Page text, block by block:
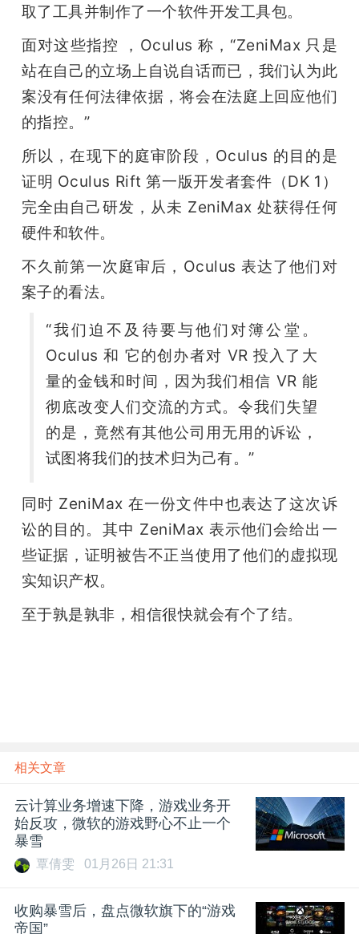
取了工具并制作了一个软件开发工具包。
面对这些指控 ，Oculus 称，“ZeniMax 只是
站在自己的立场上自说自话而已，我们认为此
案没有任何法律依据，将会在法庭上回应他们
的指控。”
所以，在现下的庭审阶段，Oculus 的目的是
证明 Oculus Rift 第一版开发者套件（DK 1）
完全由自己研发，从未 ZeniMax 处获得任何
硬件和软件。
不久前第一次庭审后，Oculus 表达了他们对
案子的看法。
“我们迫不及待要与他们对簿公堂。
Oculus 和 它的创办者对 VR 投入了大
量的金钱和时间，因为我们相信 VR 能
彻底改变人们交流的方式。令我们失望
的是，竟然有其他公司用无用的诉讼，
试图将我们的技术归为己有。”
同时 ZeniMax 在一份文件中也表达了这次诉
讼的目的。其中 ZeniMax 表示他们会给出一
些证据，证明被告不正当使用了他们的虚拟现
实知识产权。
至于孰是孰非，相信很快就会有个了结。
相关文章
云计算业务增速下降，游戏业务开
始反攻，微软的游戏野心不止一个
暴雪
覃倩雯 01月26日 21:31
收购暴雪后，盘点微软旗下的“游戏
帝国”